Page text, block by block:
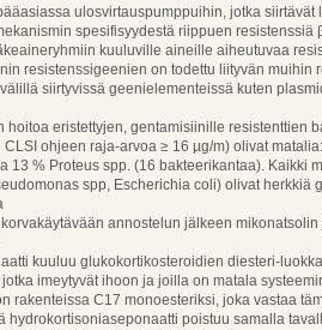
ulosvirtauspumppuihin, jotka siirtävät
spesifisyydestä riippuen resistenssiä
kuuluville aineille aiheutuvaa
resistenssigeenien on todettu liityvän muihin
siirtyvissä geenielementeissä kuten
hoitoa eristettyjen, gentamisiinille resistenttien
ohjeen raja-arvoa ≥ 16 µg/m) olivat
13 % Proteus spp. (16 bakteerikantaa). Kaikki
spp, Escherichia coli) olivat herkkiä
annostelun jälkeen
kuuluu glukokortikosteroidien diesteri-
imeytyvät ihoon ja joilla on matala
rakenteissa C17 monoesteriksi, joka vastaa
hydrokortisoniaseponaatti poistuu samalla